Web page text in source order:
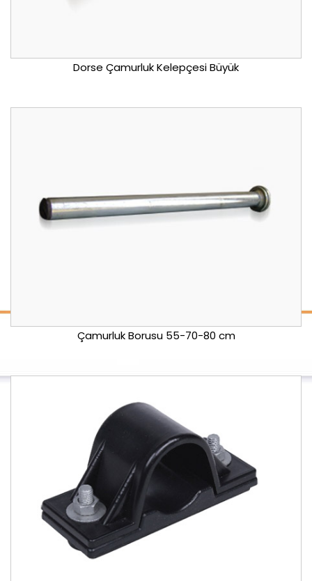
Dorse Çamurluk Kelepçesi Büyük
Çamurluk Borusu 55-70-80 cm